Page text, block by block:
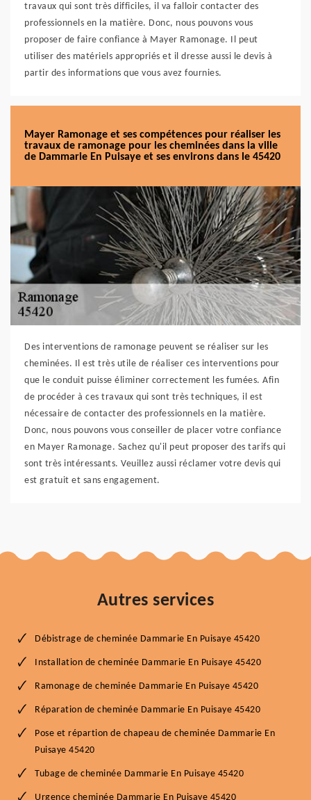
travaux qui sont très difficiles, il va falloir contacter des
professionnels en la matière. Donc, nous pouvons vous
proposer de faire confiance à Mayer Ramonage. Il peut
utiliser des matériels appropriés et il dresse aussi le devis à
partir des informations que vous avez fournies.
Mayer Ramonage et ses compétences pour réaliser les
travaux de ramonage pour les cheminées dans la ville
de Dammarie En Puisaye et ses environs dans le 45420
Des interventions de ramonage peuvent se réaliser sur les
cheminées. Il est très utile de réaliser ces interventions pour
que le conduit puisse éliminer correctement les fumées. Afin
de procéder à ces travaux qui sont très techniques, il est
nécessaire de contacter des professionnels en la matière.
Donc, nous pouvons vous conseiller de placer votre confiance
en Mayer Ramonage. Sachez qu'il peut proposer des tarifs qui
sont très intéressants. Veuillez aussi réclamer votre devis qui
est gratuit et sans engagement.
Autres services
Débistrage de cheminée Dammarie En Puisaye 45420
Installation de cheminée Dammarie En Puisaye 45420
Ramonage de cheminée Dammarie En Puisaye 45420
Réparation de cheminée Dammarie En Puisaye 45420
Pose et répartion de chapeau de cheminée Dammarie En
Puisaye 45420
Tubage de cheminée Dammarie En Puisaye 45420
Urgence cheminée Dammarie En Puisaye 45420